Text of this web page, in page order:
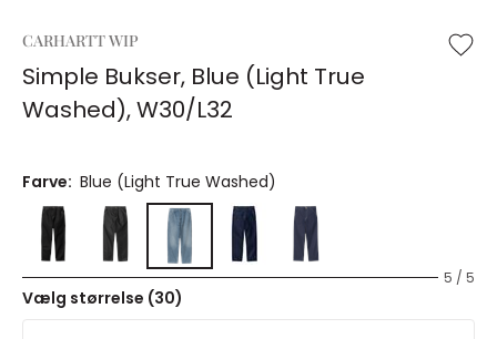
CARHARTT WIP
Simple Bukser, Blue (Light True
Washed), W30/L32
Farve: Blue (Light True Washed)
5 / 5
Vælg størrelse (30)